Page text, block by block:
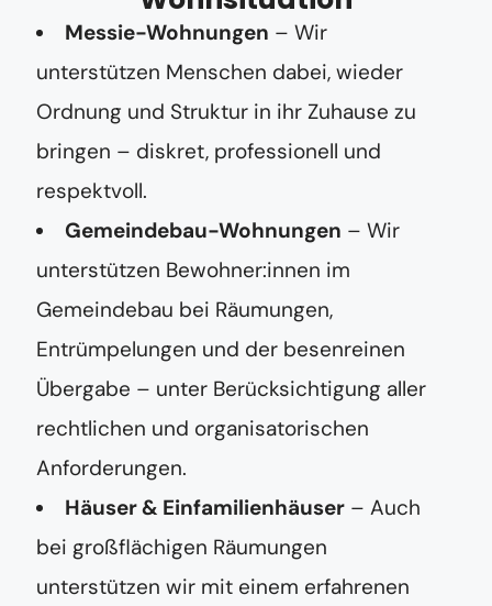
Messie-Wohnungen – Wir
unterstützen Menschen dabei, wieder
Ordnung und Struktur in ihr Zuhause zu
bringen – diskret, professionell und
respektvoll.
Gemeindebau-Wohnungen – Wir
unterstützen Bewohner:innen im
Gemeindebau bei Räumungen,
Entrümpelungen und der besenreinen
Übergabe – unter Berücksichtigung aller
rechtlichen und organisatorischen
Anforderungen.
Häuser & Einfamilienhäuser – Auch
bei großflächigen Räumungen
unterstützen wir mit einem erfahrenen